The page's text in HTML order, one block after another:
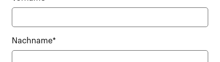
Nachname*